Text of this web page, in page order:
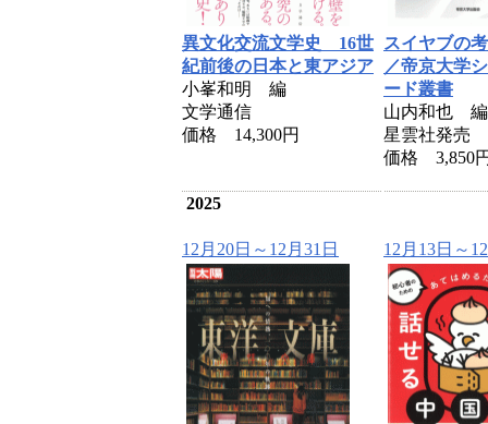
異文化交流文学史 16世
紀前後の日本と東アジア
小峯和明 編
文学通信
価格 14,300円
スイヤブの
／帝京大学
ード叢書
山内和也 編
星雲社発売
価格 3,850
2025
12月20日～12月31日 12月13日～